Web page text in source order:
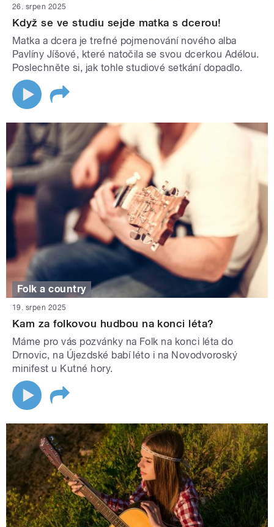
26. srpen 2025
Když se ve studiu sejde matka s dcerou!
Matka a dcera je trefné pojmenování nového alba
Pavlíny Jíšové, které natočila se svou dcerkou Adélou.
Poslechněte si, jak tohle studiové setkání dopadlo.
Folk a country
19. srpen 2025
Kam za folkovou hudbou na konci léta?
Máme pro vás pozvánky na Folk na konci léta do
Drnovic, na Újezdské babí léto i na Novodvoroský
minifest u Kutné hory.